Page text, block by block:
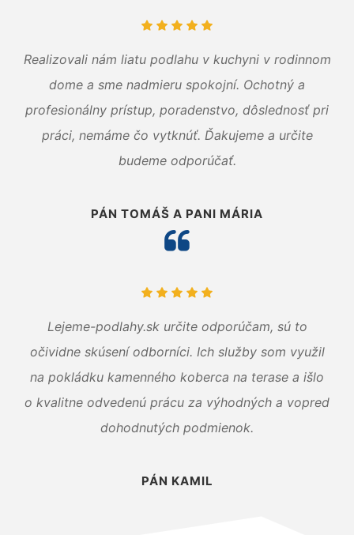
Realizovali nám liatu podlahu v kuchyni v rodinnom
dome a sme nadmieru spokojní. Ochotný a
profesionálny prístup, poradenstvo, dôslednosť pri
práci, nemáme čo vytknúť. Ďakujeme a určite
budeme odporúčať.
PÁN TOMÁŠ A PANI MÁRIA
Lejeme-podlahy.sk určite odporúčam, sú to
očividne skúsení odborníci. Ich služby som využil
na pokládku kamenného koberca na terase a išlo
o kvalitne odvedenú prácu za výhodných a vopred
dohodnutých podmienok.
PÁN KAMIL